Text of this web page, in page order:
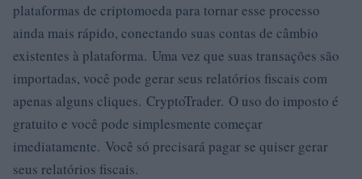
plataformas de criptomoeda para tornar esse processo
ainda mais rápido, conectando suas contas de câmbio
existentes à plataforma. Uma vez que suas transações são
importadas, você pode gerar seus relatórios fiscais com
apenas alguns cliques. CryptoTrader. O uso do imposto é
gratuito e você pode simplesmente começar
imediatamente. Você só precisará pagar se quiser gerar
seus relatórios fiscais.